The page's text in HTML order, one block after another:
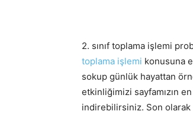
2. sınıf toplama işlemi
toplama işlemi konusuna
sokup günlük hayattan
etkinliğimizi sayfamızın
indirebilirsiniz. Son olarak